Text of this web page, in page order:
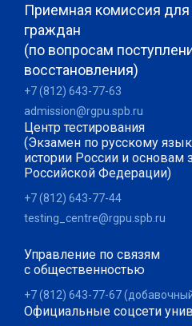
Приемная комиссия
граждан
(по вопросам
восстановления)
+7 (812) 643-77-63
admission@rgpu.spb.ru
Центр тестирования
(Экзамен по русскому
истории России и основам
Российской Федерации)
+7 (812) 643-77-44
testing_centre@rgpu.spb.ru
Управление по связям
с общественностью
+7 (812) 643-77-67
Официальные соцсети